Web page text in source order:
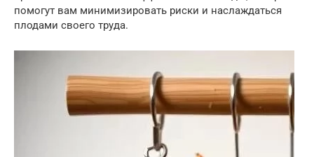
помогут вам минимизировать риски и наслаждаться
плодами своего труда.